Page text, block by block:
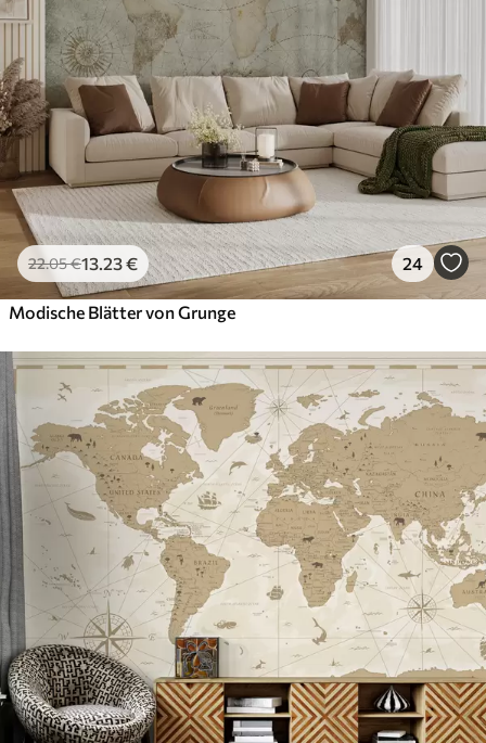
22.05€13.23€ 24
Modische Blätter von Grunge